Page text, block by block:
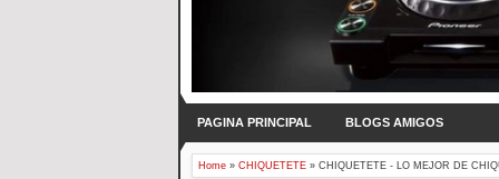
PAGINA PRINCIPAL BLOGS AMIGOS
Home » CHIQUETETE » CHIQUETETE - LO MEJOR DE